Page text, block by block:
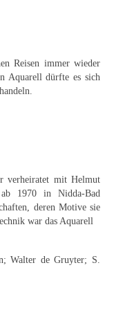
Reisen immer wieder
Aquarell dürfte es sich
verheiratet mit Helmut
ab 1970 in Nidda-Bad
deren Motive sie
war das Aquarell
Walter de Gruyter; S.